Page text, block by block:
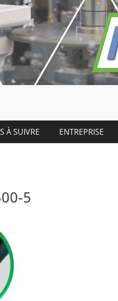
À SUIVRE ENTREPRISE
5